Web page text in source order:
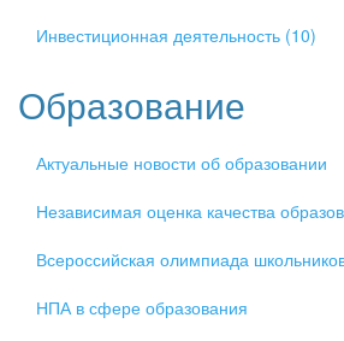
Инвестиционная деятельность (10)
Образование
Актуальные новости об образовании
Независимая оценка качества
Всероссийская олимпиада
НПА в сфере образования